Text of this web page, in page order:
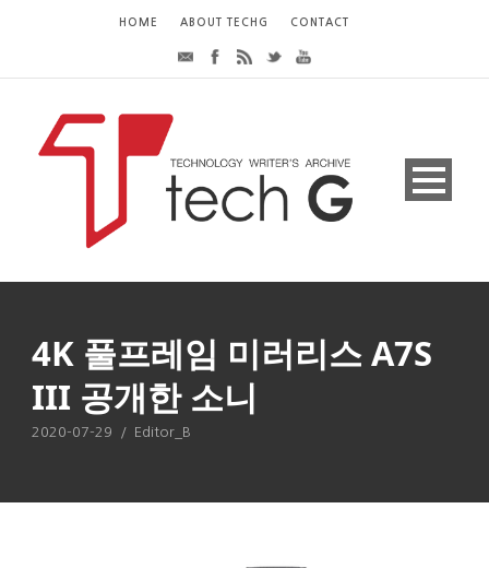
HOME ABOUT TECHG CONTACT
4K 풀프레임 미러리스 A7S
III 공개한 소니
2020-07-29 / Editor_B